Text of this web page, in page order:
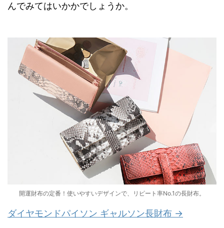
んでみてはいかかでしょうか。
開運財布の定番！使いやすいデザインで、リピート率No.1の長財布。
ダイヤモンドパイソン ギャルソン長財布 →